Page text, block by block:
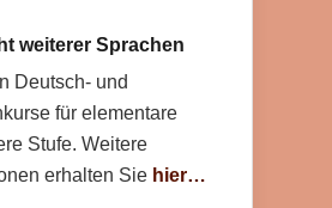
weiterer Sprachen
Deutsch- und
für elementare
Stufe. Weitere
erhalten Sie hier…